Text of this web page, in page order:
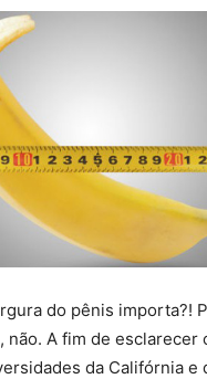
do pênis importa?!
não. A fim de esclarecer
da Califórnia e